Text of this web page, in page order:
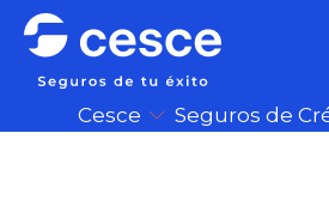
Cesce Seguros de